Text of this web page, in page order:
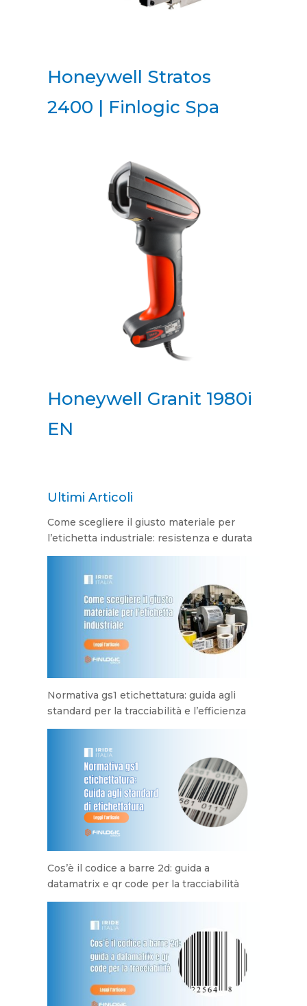
Honeywell Stratos
2400 | Finlogic Spa
Honeywell Granit 1980i
EN
Ultimi Articoli
Come scegliere il giusto materiale per
l’etichetta industriale: resistenza e durata
Normativa gs1 etichettatura: guida agli
standard per la tracciabilità e l’efficienza
Cos’è il codice a barre 2d: guida a
datamatrix e qr code per la tracciabilità